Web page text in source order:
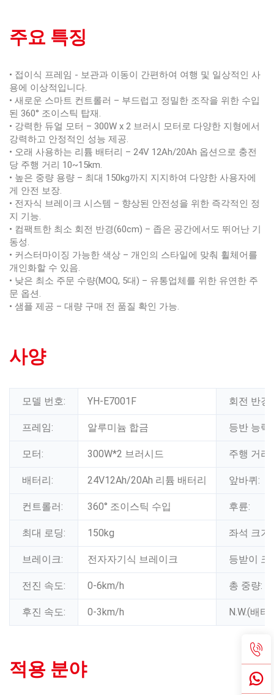
주요 특징
• 접이식 프레임 - 보관과 이동이 간편하여 여행 및 일상적인 사
용에 이상적입니다.
• 새로운 스마트 컨트롤러 – 부드럽고 정밀한 조작을 위한 수입
된 360° 조이스틱 탑재.
• 강력한 듀얼 모터 – 300W x 2 브러시 모터로 다양한 지형에서
강력하고 안정적인 성능 제공.
• 오래 사용하는 리튬 배터리 – 24V 12Ah/20Ah 옵션으로 충전
당 주행 거리 10~15km.
• 높은 중량 용량 – 최대 150kg까지 지지하여 다양한 사용자에
게 안전 보장.
• 전자식 브레이크 시스템 – 향상된 안전성을 위한 즉각적인 정
지 기능.
• 컴팩트한 최소 회전 반경(60cm) – 좁은 공간에서도 뛰어난 기
동성.
• 커스터마이징 가능한 색상 – 개인의 스타일에 맞춰 휠체어를
개인화할 수 있음.
• 낮은 최소 주문 수량(MOQ, 5대) – 유통업체를 위한 유연한 주
문 옵션.
• 샘플 제공 – 대량 구매 전 품질 확인 가능.
사양
모델 번호: YH-E7001F 회전 반경:
프레임: 알루미늄 합금 등반 능력:
모터: 300W*2 브러시드 주행 거리:
배터리: 24V12Ah/20Ah 리튬 배터리 앞바퀴:
컨트롤러: 360° 조이스틱 수입 후륜:
최대 로딩: 150kg 좌석 크기:
브레이크: 전자자기식 브레이크 등받이 크
전진 속도: 0-6km/h 총 중량:
후진 속도: 0-3km/h N.W.(배터
적용 분야